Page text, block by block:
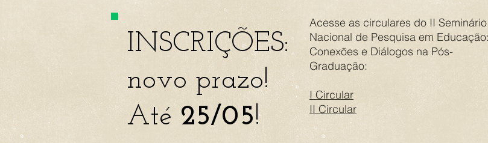
INSCRIÇÕES:
novo prazo!
Até 25/05!
Acesse as circulares do II Seminário
Nacional de Pesquisa em Educação:
Conexões e Diálogos na Pós-
Graduação:
I Circular
II Circular